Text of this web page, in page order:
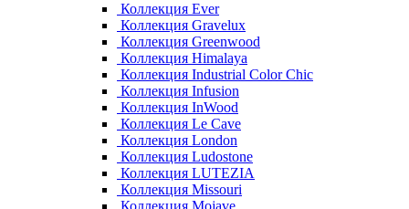
Коллекция Ever
Коллекция Gravelux
Коллекция Greenwood
Коллекция Himalaya
Коллекция Industrial Color Chic
Коллекция Infusion
Коллекция InWood
Коллекция Le Cave
Коллекция London
Коллекция Ludostone
Коллекция LUTEZIA
Коллекция Missouri
Коллекция Mojave